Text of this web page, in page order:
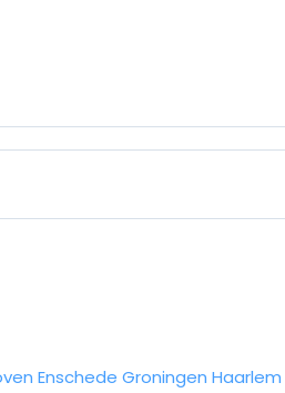
Enschede Groningen Haarlem